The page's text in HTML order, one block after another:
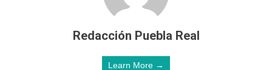
Redacción Puebla Real
Learn More →